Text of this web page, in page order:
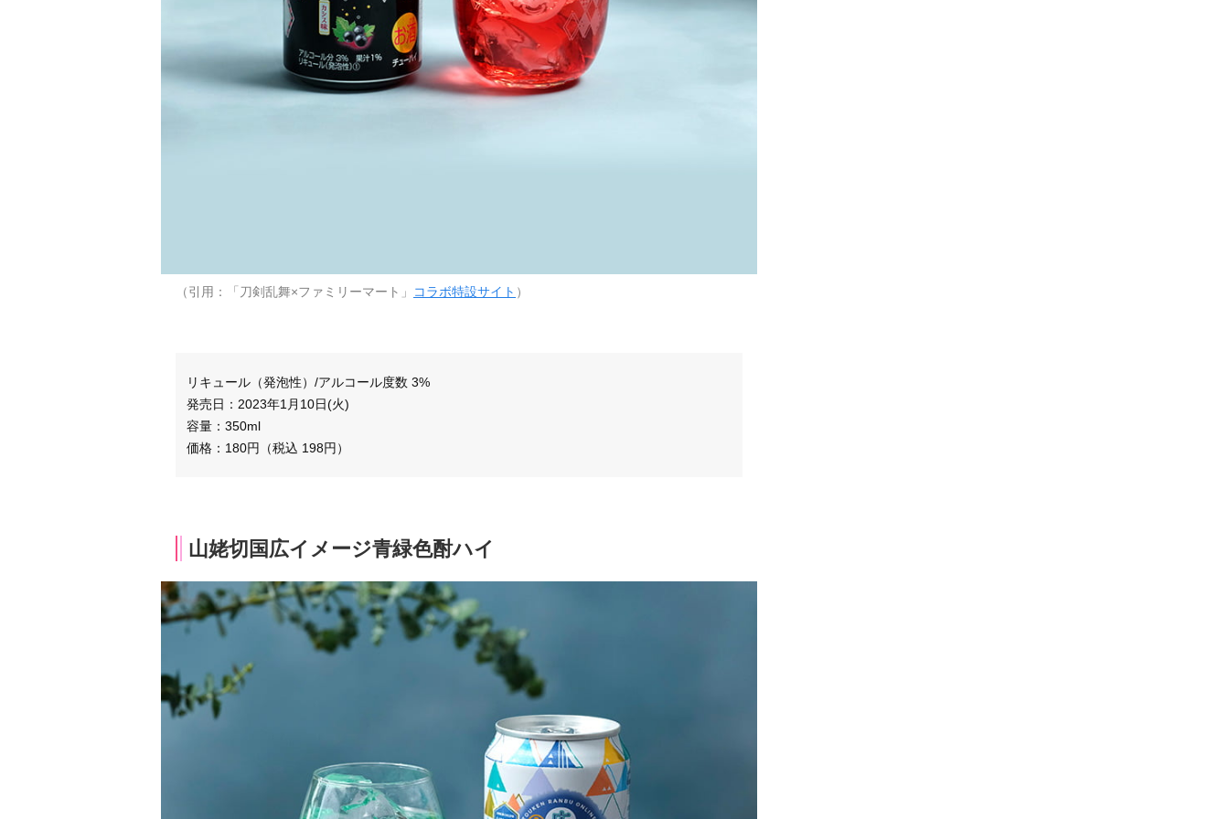
（引用：「刀剣乱舞×ファミリーマート」 コラボ特設サイト ）
リキュール（発泡性）/アルコール度数 3%
発売日：2023年1月10日(火)
容量：350ml
価格：180円（税込 198円）
山姥切国広イメージ青緑色酎ハイ